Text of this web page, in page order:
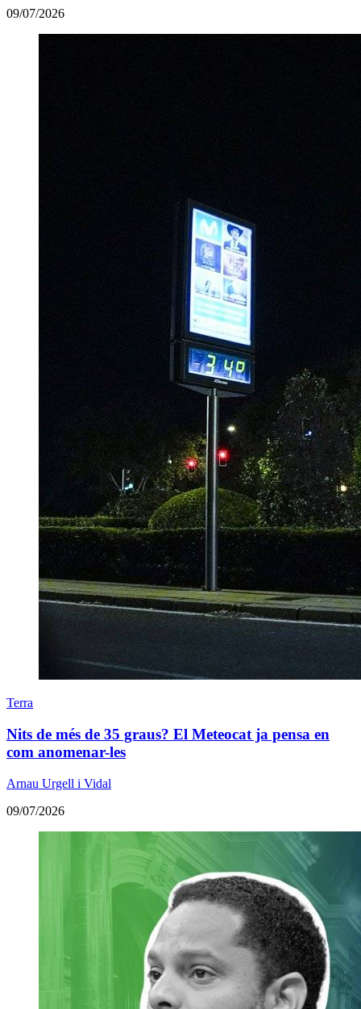
09/07/2026
Terra
Nits de més de 35 graus? El Meteocat ja pensa en
com anomenar-les
Arnau Urgell i Vidal
09/07/2026